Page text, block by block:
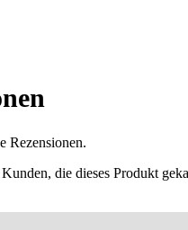
Rezensionen.
die dieses Produkt